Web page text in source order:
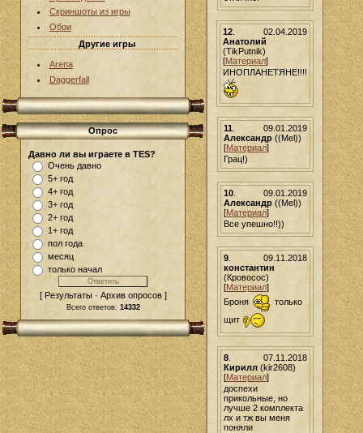
Скриншоты из игры
Обои
Другие игры
Arena
Daggerfall
Опрос
Давно ли вы играете в TES?
Очень давно
5+ год
4+ год
3+ год
2+ год
1+ год
пол года
месяц
только начал
[ Результаты · Архив опросов ]
Всего ответов: 14332
02.04.2019
12
Анатолий
(TikPutnik)
[Материал]
ИНОПЛАНЕТЯНЕ!!!!
09.01.2019
11
Александр((Mel))
[Материал]
Грац!)
09.01.2019
10.
Александр((Mel))
[Материал]
Все упешно!!))
09.11.2018
9.
константин
(Кровосос)
[Материал]
Броня
только
щит
07.11.2018
8.
Кирилл(kir2608)
[Материал]
доспехи
прикольные, но
лучше 2 комплекта
лх и тж вы меня
поняли